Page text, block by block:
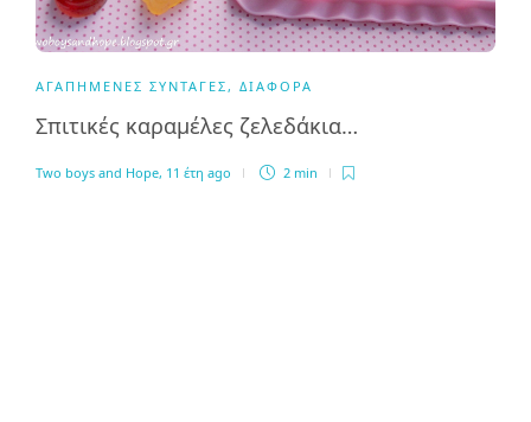
ΑΓΑΠΗΜΈΝΕΣ ΣΥΝΤΑΓΈΣ , ΔΙΆΦΟΡΑ
Σπιτικές καραμέλες ζελεδάκια…
Two boys and Hope, 11 έτη ago 2 min